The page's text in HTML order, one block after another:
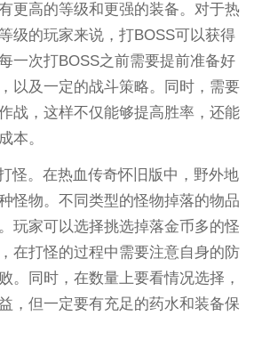
更高的等级和更强的装备。对于热
级的玩家来说，打BOSS可以获得
一次打BOSS之前需要提前准备好
以及一定的战斗策略。同时，需要
战，这样不仅能够提高胜率，还能
本。
怪。在热血传奇怀旧版中，野外地
怪物。不同类型的怪物掉落的物品
玩家可以选择挑选掉落金币多的怪
在打怪的过程中需要注意自身的防
。同时，在数量上要看情况选择，
，但一定要有充足的药水和装备保